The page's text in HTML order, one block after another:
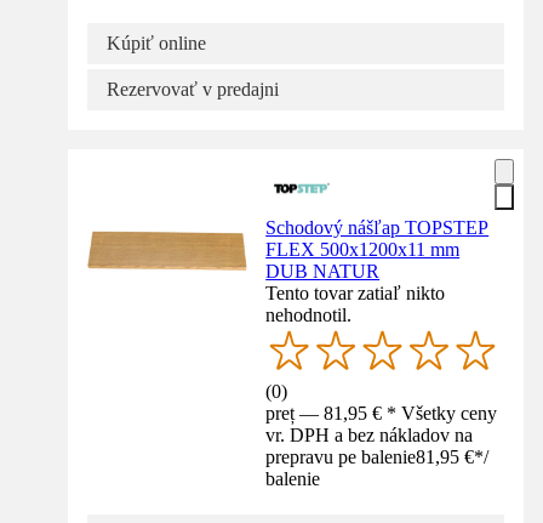
Kúpiť online
Rezervovať v predajni
Schodový nášľap TOPSTEP
FLEX 500x1200x11 mm
DUB NATUR
Tento tovar zatiaľ nikto
nehodnotil.
(0)
preț — 81,95 € * Všetky ceny
vr. DPH a bez nákladov na
prepravu pe balenie81,95 €*/
balenie